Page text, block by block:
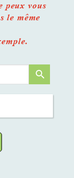
peux vous
le même
search